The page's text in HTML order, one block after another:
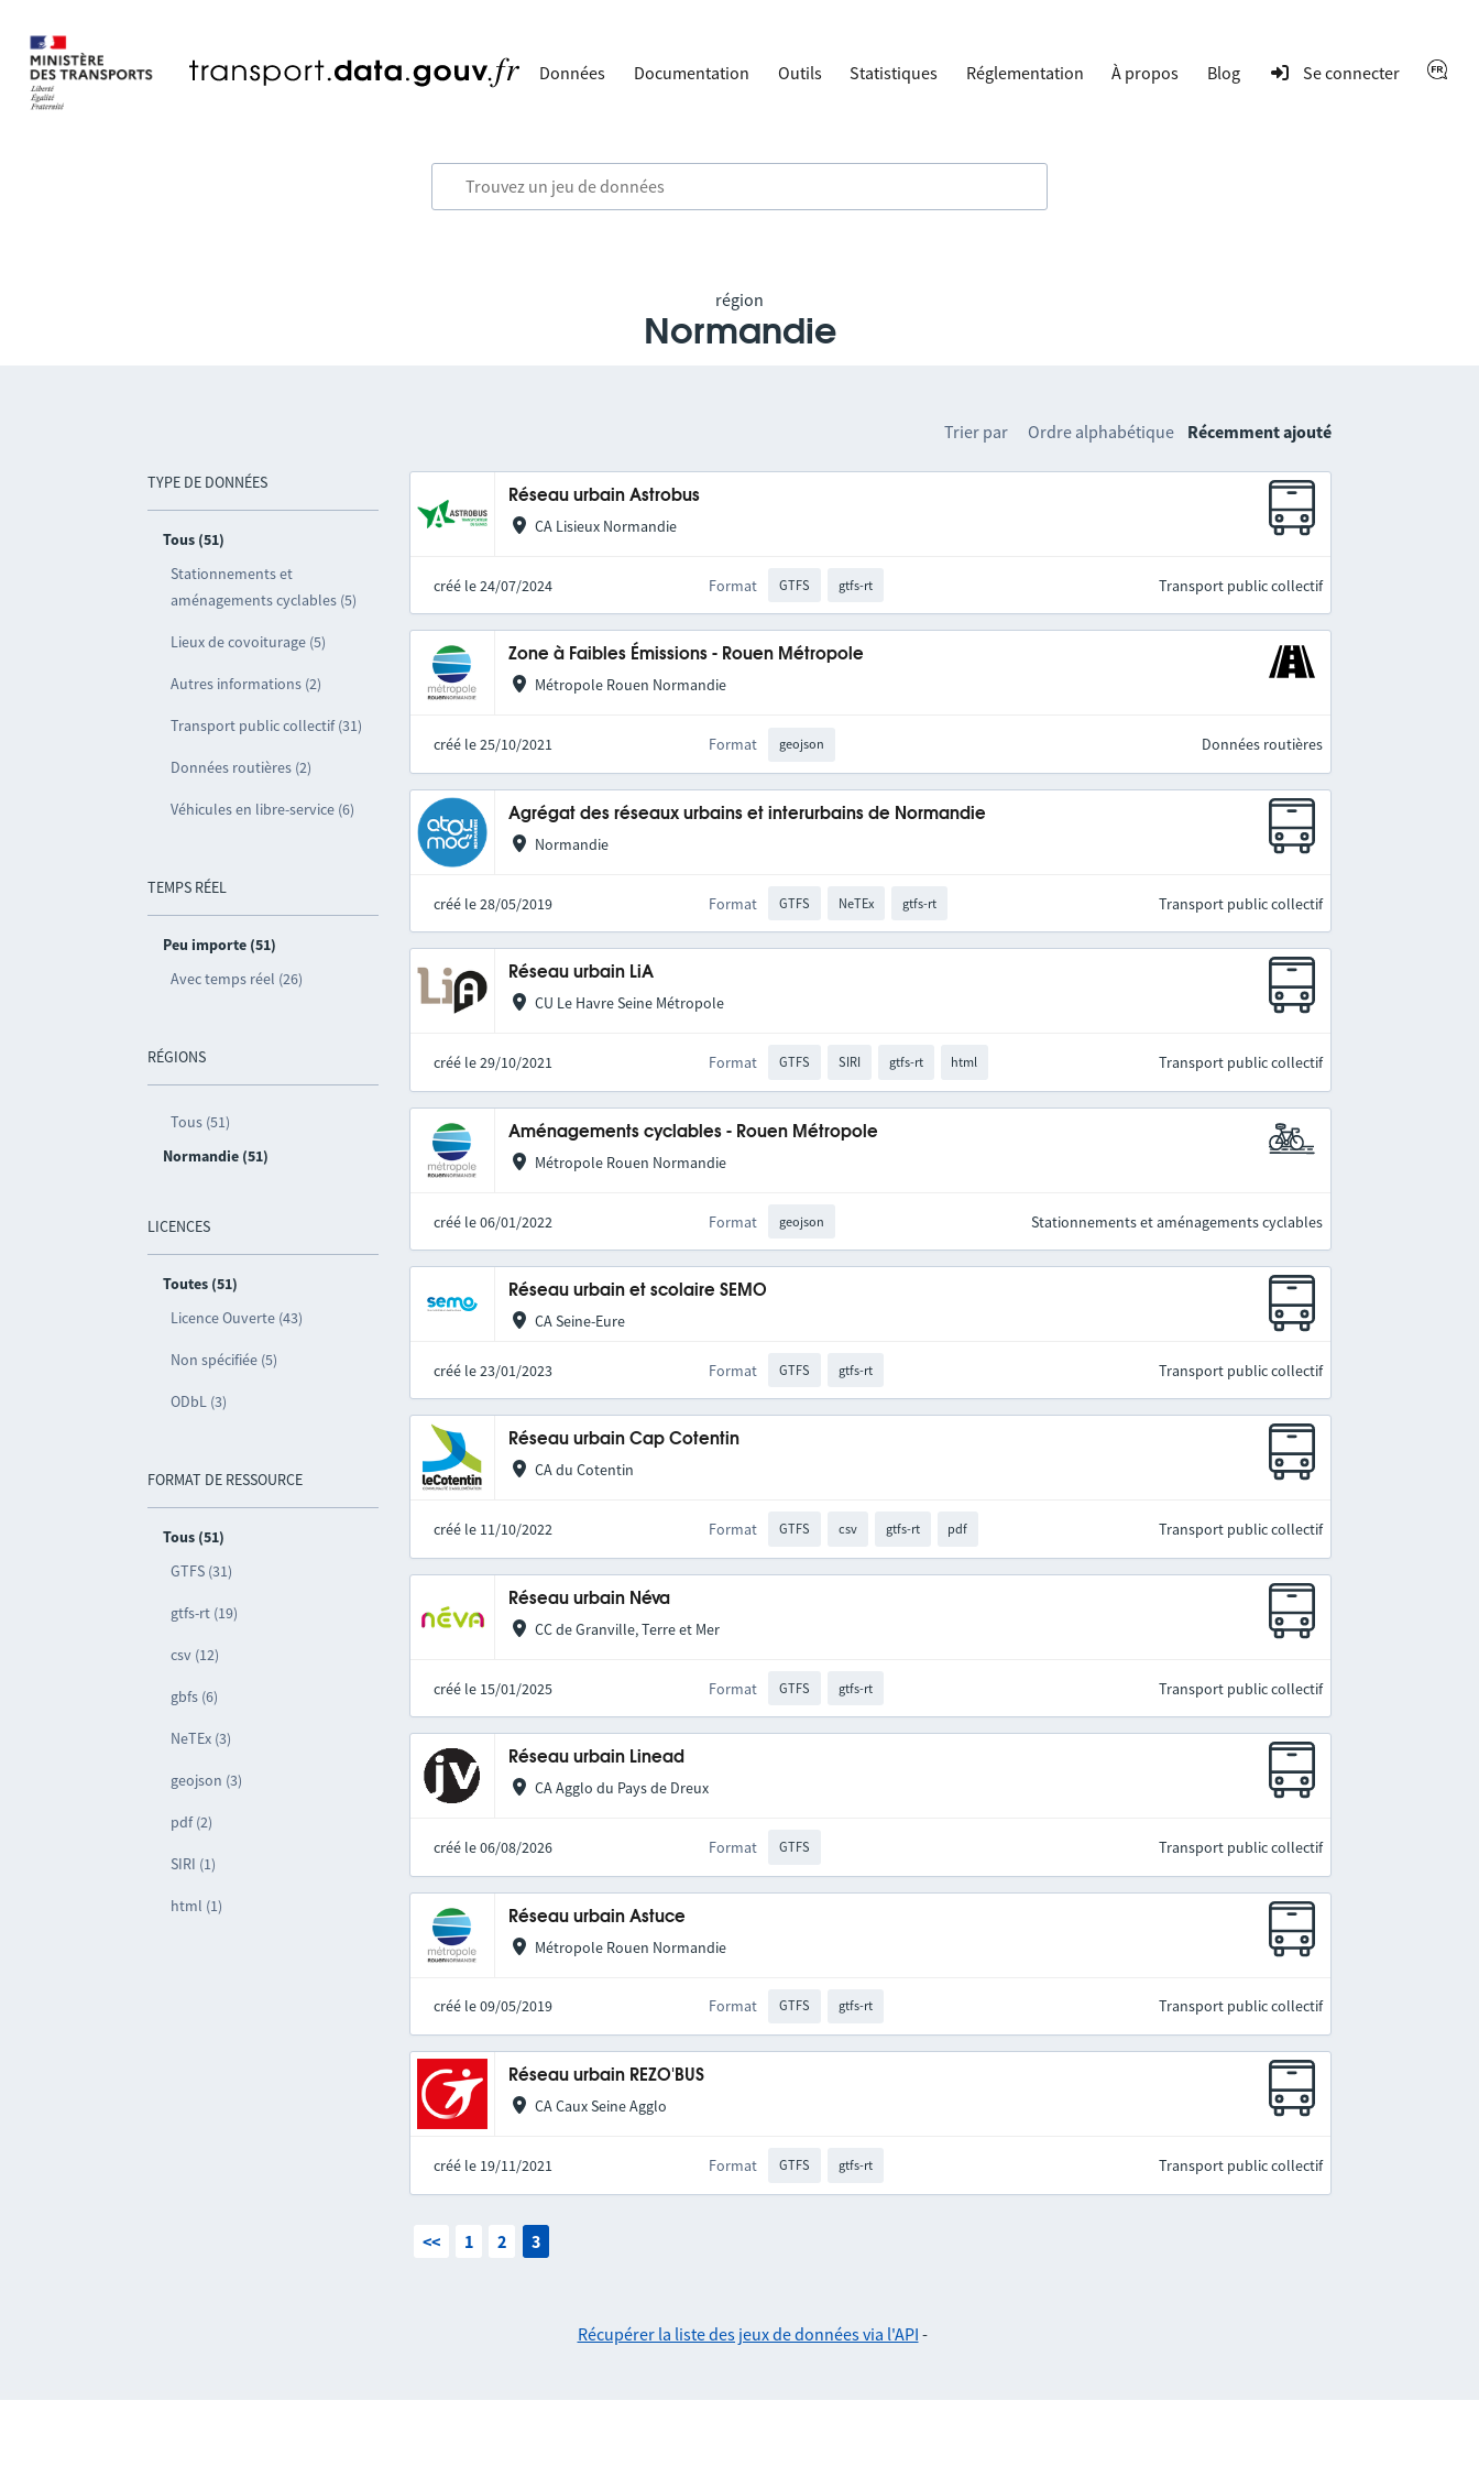
Données Documentation Outils Statistiques Réglementation À propos Blog Se connecter
région
Normandie
TYPE DE DONNÉES
Tous (51)
Stationnements et
aménagements cyclables (5)
Lieux de covoiturage (5)
Autres informations (2)
Transport public collectif (31)
Données routières (2)
Véhicules en libre-service (6)
TEMPS RÉEL
Peu importe (51)
Avec temps réel (26)
RÉGIONS
Tous (51)
Normandie (51)
LICENCES
Toutes (51)
Licence Ouverte (43)
Non spécifiée (5)
ODbL (3)
FORMAT DE RESSOURCE
Tous (51)
GTFS (31)
gtfs-rt (19)
csv (12)
gbfs (6)
NeTEx (3)
geojson (3)
pdf (2)
SIRI (1)
html (1)
Trier par Ordre alphabétique Récemment ajouté
Réseau urbain Astrobus
CA Lisieux Normandie
créé le 24/07/2024 Format GTFS gtfs-rt Transport public collectif
Zone à Faibles Émissions - Rouen Métropole
Métropole Rouen Normandie
créé le 25/10/2021 Format geojson Données routières
Agrégat des réseaux urbains et interurbains de Normandie
Normandie
créé le 28/05/2019 Format GTFS NeTEx gtfs-rt Transport public collectif
Réseau urbain LiA
CU Le Havre Seine Métropole
créé le 29/10/2021 Format GTFS SIRI gtfs-rt html Transport public collectif
Aménagements cyclables - Rouen Métropole
Métropole Rouen Normandie
créé le 06/01/2022 Format geojson Stationnements et aménagements cyclables
Réseau urbain et scolaire SEMO
CA Seine-Eure
créé le 23/01/2023 Format GTFS gtfs-rt Transport public collectif
Réseau urbain Cap Cotentin
CA du Cotentin
créé le 11/10/2022 Format GTFS csv gtfs-rt pdf Transport public collectif
Réseau urbain Néva
CC de Granville, Terre et Mer
créé le 15/01/2025 Format GTFS gtfs-rt Transport public collectif
Réseau urbain Linead
CA Agglo du Pays de Dreux
créé le 06/08/2026 Format GTFS Transport public collectif
Réseau urbain Astuce
Métropole Rouen Normandie
créé le 09/05/2019 Format GTFS gtfs-rt Transport public collectif
Réseau urbain REZO'BUS
CA Caux Seine Agglo
créé le 19/11/2021 Format GTFS gtfs-rt Transport public collectif
<< 1 2 3
Récupérer la liste des jeux de données via l'API -